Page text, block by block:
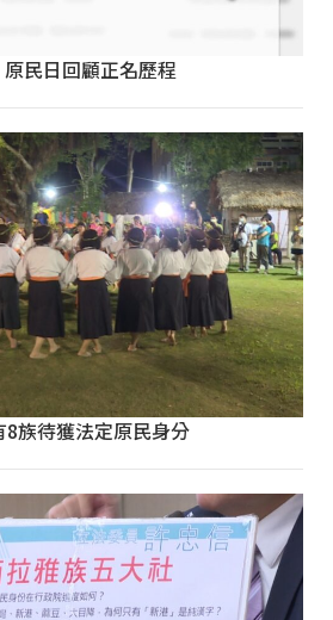
民日回顧正名歷程
族待獲法定原民身分